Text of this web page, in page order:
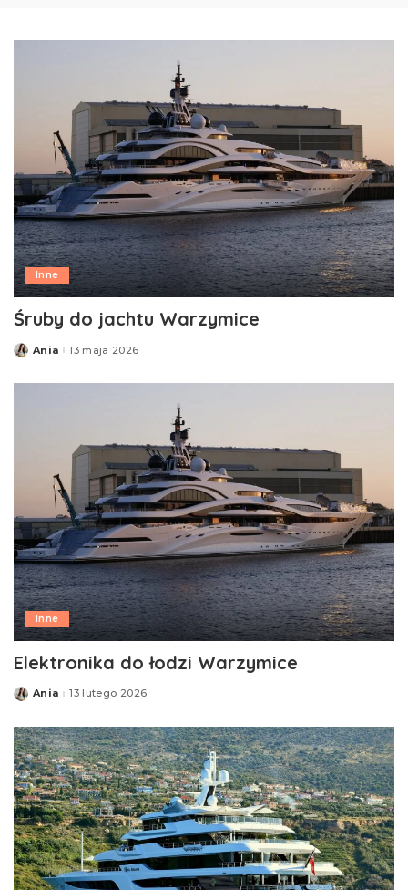
Inne
Śruby do jachtu Warzymice
Posted
Ania 13 maja 2026
Inne
Elektronika do łodzi Warzymice
Posted
Ania 13 lutego 2026